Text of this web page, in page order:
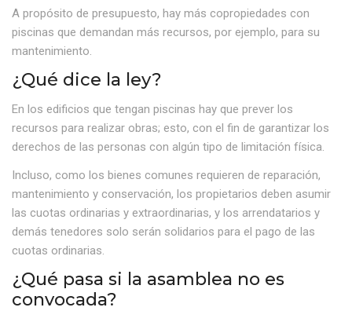
A propósito de presupuesto, hay más copropiedades con
piscinas que demandan más recursos, por ejemplo, para su
mantenimiento.
¿Qué dice la ley?
En los edificios que tengan piscinas hay que prever los
recursos para realizar obras; esto, con el fin de garantizar los
derechos de las personas con algún tipo de limitación física.
Incluso, como los bienes comunes requieren de reparación,
mantenimiento y conservación, los propietarios deben asumir
las cuotas ordinarias y extraordinarias, y los arrendatarios y
demás tenedores solo serán solidarios para el pago de las
cuotas ordinarias.
¿Qué pasa si la asamblea no es
convocada?